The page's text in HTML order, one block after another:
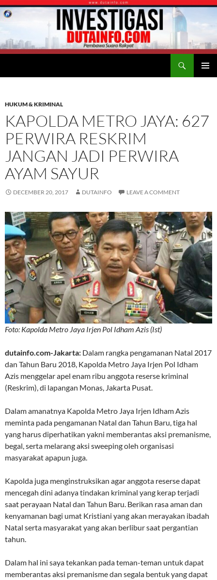
HUKUM & KRIMINAL
KAPOLDA METRO JAYA: 627
PERWIRA RESKRIM
JANGAN JADI PERWIRA
AYAM SAYUR
DECEMBER 20, 2017 DUTAINFO LEAVE A COMMENT
Foto: Kapolda Metro Jaya Irjen Pol Idham Azis (Ist)
dutainfo.com-Jakarta: Dalam rangka pengamanan Natal 2017
dan Tahun Baru 2018, Kapolda Metro Jaya Irjen Pol Idham
Azis menggelar apel enam ribu anggota reserse kriminal
(Reskrim), di lapangan Monas, Jakarta Pusat.
Dalam amanatnya Kapolda Metro Jaya Irjen Idham Azis
meminta pada pengamanan Natal dan Tahun Baru, tiga hal
yang harus diperhatikan yakni memberantas aksi premanisme,
begal, serta melarang aksi sweeping oleh organisasi
masyarakat apapun juga.
Kapolda juga menginstruksikan agar anggota reserse dapat
mencegah dini adanya tindakan kriminal yang kerap terjadi
saat perayaan Natal dan Tahun Baru. Berikan rasa aman dan
kenyamanan bagi umat Kristiani yang akan merayakan ibadah
Natal serta masyarakat yang akan berlibur saat pergantian
tahun.
Dalam hal ini saya tekankan pada teman-teman untuk dapat
memberantas aksi premanisme dan segala bentuk yang dapat